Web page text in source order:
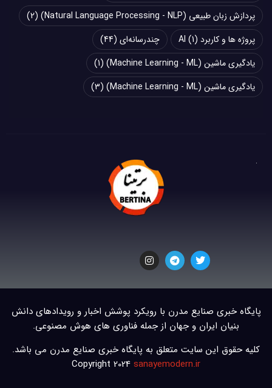
پردازش زبان طبیعی (Natural Language Processing - NLP)
(2)
پروژه ها و کاربرد AI (1) چند‌‌رسانه‌ای (44)
یادگیری ماشین (Machine Learning - ML)
(1)
یادگیری ماشین (Machine Learning - ML)
(3)
پایگاه خبری صنایع مدرن با رویکرد پوشش اخبار و رویدادهای دانش
بنیان ایران و جهان از جمله فناوری های هوش مصنوعی.
کلیه حقوق این سایت متعلق به پایگاه خبری صنایع مدرن می باشد.
Copyright 2024 sanayemodern.ir